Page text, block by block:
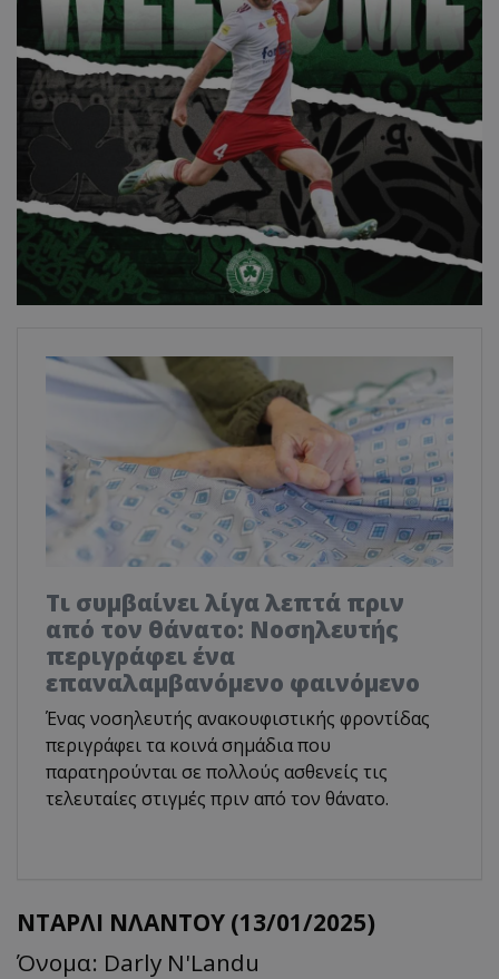
Τι συμβαίνει λίγα λεπτά πριν
από τον θάνατο: Νοσηλευτής
περιγράφει ένα
επαναλαμβανόμενο φαινόμενο
Ένας νοσηλευτής ανακουφιστικής φροντίδας
περιγράφει τα κοινά σημάδια που
παρατηρούνται σε πολλούς ασθενείς τις
τελευταίες στιγμές πριν από τον θάνατο.
ΝΤΑΡΛΙ ΝΛΑΝΤΟΥ (13/01/2025)
Όνομα: Darly N'Landu